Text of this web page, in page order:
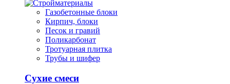
Газобетонные блоки
Кирпич, блоки
Песок и гравий
Поликарбонат
Тротуарная плитка
Трубы и шифер
Сухие смеси